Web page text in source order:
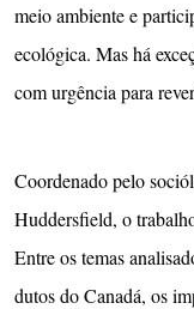
meio ambiente e
ecológica. Mas há
com urgência para
Coordenado pelo
Huddersfield, o
Entre os temas
dutos do Canadá, os